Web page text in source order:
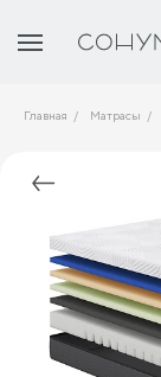
Главная Матрасы